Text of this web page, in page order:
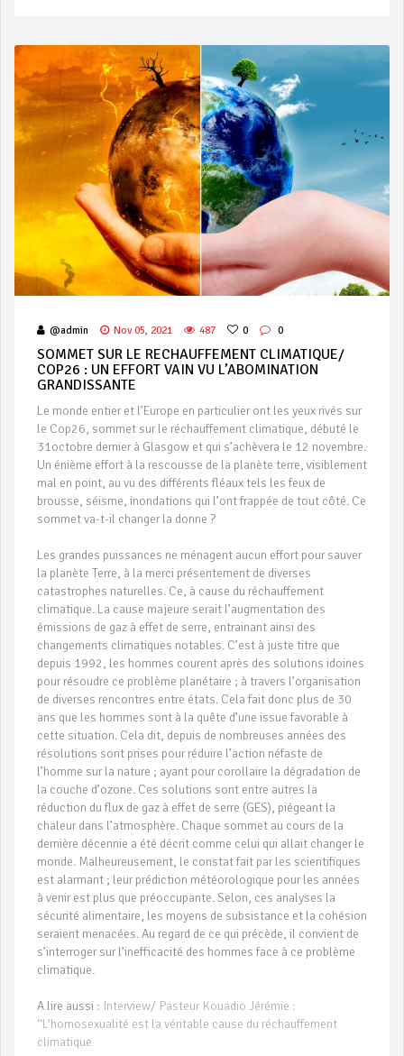
@admin Nov 05, 2021 487 0 0
SOMMET SUR LE RECHAUFFEMENT CLIMATIQUE/
COP26 : UN EFFORT VAIN VU L’ABOMINATION
GRANDISSANTE
Le monde entier et l’Europe en particulier ont les yeux rivés sur
le Cop26, sommet sur le réchauffement climatique, débuté le
31octobre dernier à Glasgow et qui s’achèvera le 12 novembre.
Un énième effort à la rescousse de la planète terre, visiblement
mal en point, au vu des différents fléaux tels les feux de
brousse, séisme, inondations qui l’ont frappée de tout côté. Ce
sommet va-t-il changer la donne ?
Les grandes puissances ne ménagent aucun effort pour sauver
la planète Terre, à la merci présentement de diverses
catastrophes naturelles. Ce, à cause du réchauffement
climatique. La cause majeure serait l’augmentation des
émissions de gaz à effet de serre, entrainant ainsi des
changements climatiques notables. C’est à juste titre que
depuis 1992, les hommes courent après des solutions idoines
pour résoudre ce problème planétaire ; à travers l’organisation
de diverses rencontres entre états. Cela fait donc plus de 30
ans que les hommes sont à la quête d’une issue favorable à
cette situation. Cela dit, depuis de nombreuses années des
résolutions sont prises pour réduire l’action néfaste de
l’homme sur la nature ; ayant pour corollaire la dégradation de
la couche d’ozone. Ces solutions sont entre autres la
réduction du flux de gaz à effet de serre (GES), piégeant la
chaleur dans l’atmosphère. Chaque sommet au cours de la
dernière décennie a été décrit comme celui qui allait changer le
monde. Malheureusement, le constat fait par les scientifiques
est alarmant ; leur prédiction météorologique pour les années
à venir est plus que préoccupante. Selon, ces analyses la
sécurité alimentaire, les moyens de subsistance et la cohésion
seraient menacées. Au regard de ce qui précède, il convient de
s’interroger sur l’inefficacité des hommes face à ce problème
climatique.
A lire aussi : Interview/ Pasteur Kouadio Jérémie :
‘‘L’homosexualité est la véritable cause du réchauffement
climatique